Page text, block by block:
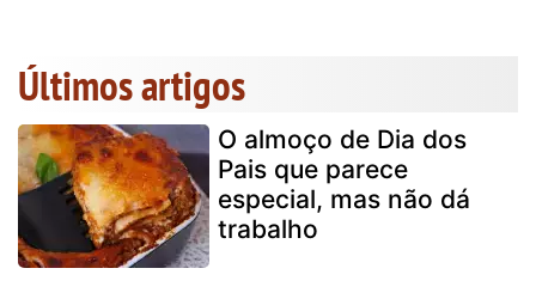
Últimos artigos
O almoço de Dia dos
Pais que parece
especial, mas não dá
trabalho